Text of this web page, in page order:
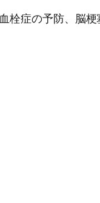
栓症の予防、脳